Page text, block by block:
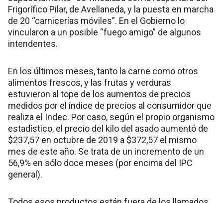
Frigorífico Pilar, de Avellaneda, y la puesta en marcha
de 20 “carnicerías móviles”. En el Gobierno lo
vincularon a un posible “fuego amigo” de algunos
intendentes.
En los últimos meses, tanto la carne como otros
alimentos frescos, y las frutas y verduras
estuvieron al tope de los aumentos de precios
medidos por el índice de precios al consumidor que
realiza el Indec. Por caso, según el propio organismo
estadístico, el precio del kilo del asado aumentó de
$237,57 en octubre de 2019 a $372,57 el mismo
mes de este año. Se trata de un incremento de un
56,9% en sólo doce meses (por encima del IPC
general).